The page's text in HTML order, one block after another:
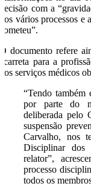
decisão com a
nos vários processos e
cometeu”.
O documento refere
acarreta para a
dos serviços médicos
“Tendo também
por parte do
deliberada pelo
suspensão
Carvalho, nos
Disciplinar dos
relator”,
processo
todos os